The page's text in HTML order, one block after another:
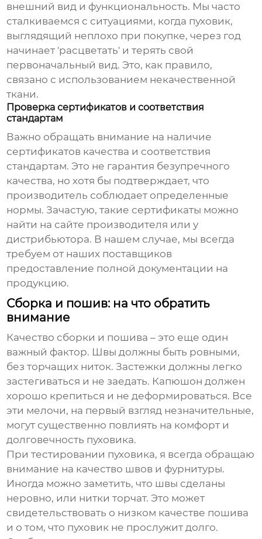
внешний вид и функциональность. Мы часто
сталкиваемся с ситуациями, когда пуховик,
выглядящий неплохо при покупке, через год
начинает 'расцветать' и терять свой
первоначальный вид. Это, как правило,
связано с использованием некачественной
ткани.
Проверка сертификатов и соответствия
стандартам
Важно обращать внимание на наличие
сертификатов качества и соответствия
стандартам. Это не гарантия безупречного
качества, но хотя бы подтверждает, что
производитель соблюдает определенные
нормы. Зачастую, такие сертификаты можно
найти на сайте производителя или у
дистрибьютора. В нашем случае, мы всегда
требуем от наших поставщиков
предоставление полной документации на
продукцию.
Сборка и пошив: на что обратить
внимание
Качество сборки и пошива – это еще один
важный фактор. Швы должны быть ровными,
без торчащих ниток. Застежки должны легко
застегиваться и не заедать. Капюшон должен
хорошо крепиться и не деформироваться. Все
эти мелочи, на первый взгляд незначительные,
могут существенно повлиять на комфорт и
долговечность пуховика.
При тестировании пуховика, я всегда обращаю
внимание на качество швов и фурнитуры.
Иногда можно заметить, что швы сделаны
неровно, или нитки торчат. Это может
свидетельствовать о низком качестве пошива
и о том, что пуховик не прослужит долго.